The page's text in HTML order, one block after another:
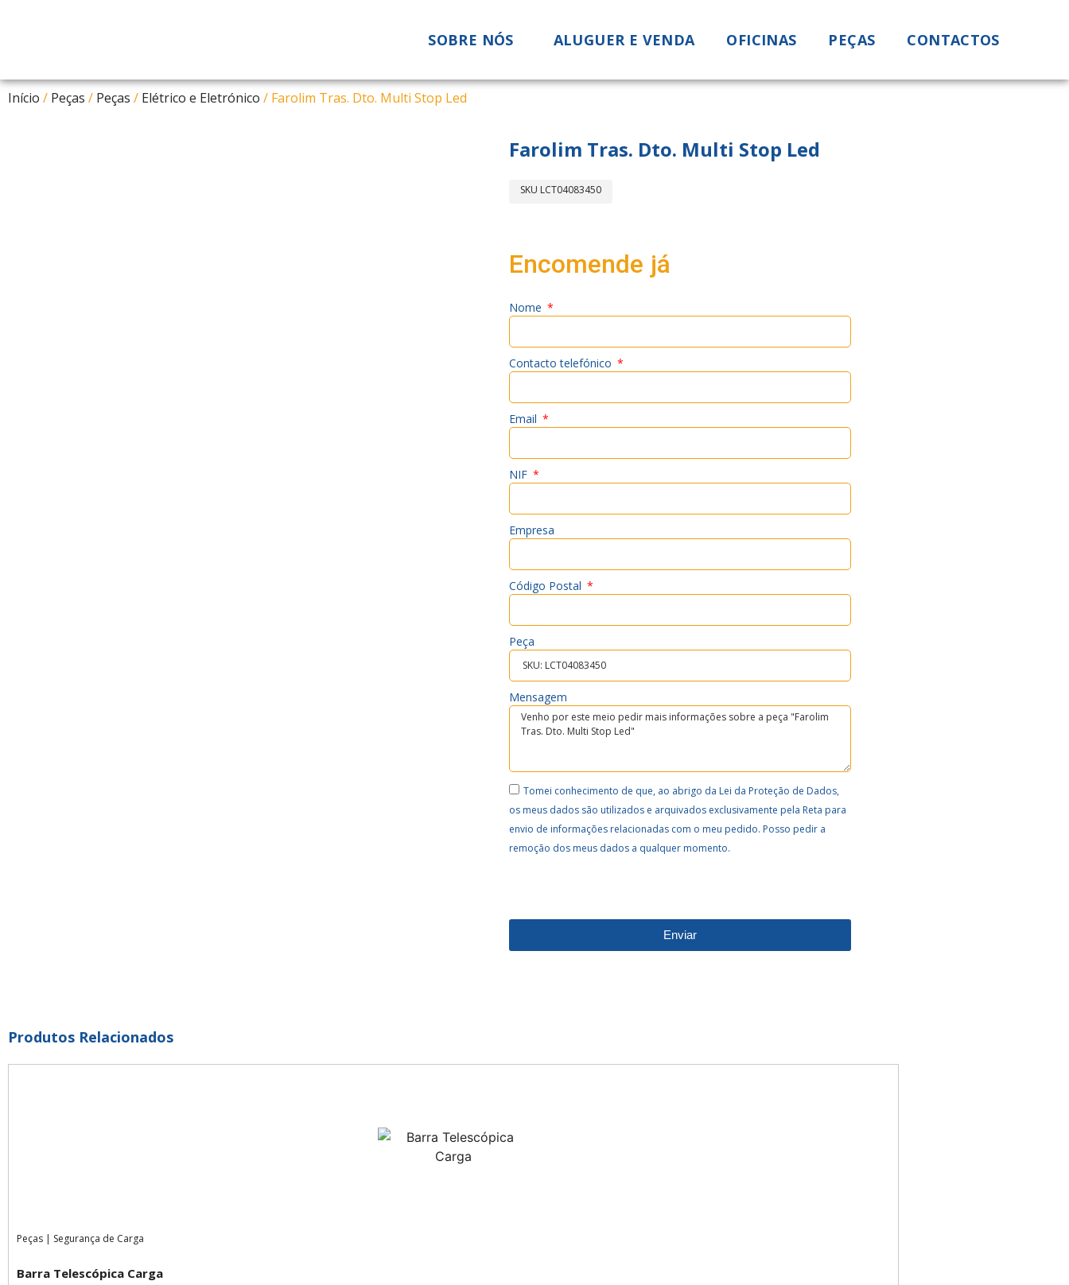
SOBRE NÓS ALUGUER E VENDA OFICINAS PEÇAS CONTACTOS
Início / Peças / Peças / Elétrico e Eletrónico / Farolim Tras. Dto. Multi Stop Led
Farolim Tras. Dto. Multi Stop Led
SKU LCT04083450
Encomende já
Nome
Contacto telefónico
Email
NIF
Empresa
Código Postal
Peça
Mensagem
Tomei conhecimento de que, ao abrigo da Lei da Proteção de Dados,
os meus dados são utilizados e arquivados exclusivamente pela Reta para
envio de informações relacionadas com o meu pedido. Posso pedir a
remoção dos meus dados a qualquer momento.
Enviar
Produtos Relacionados
Peças | Segurança de Carga
Barra Telescópica Carga